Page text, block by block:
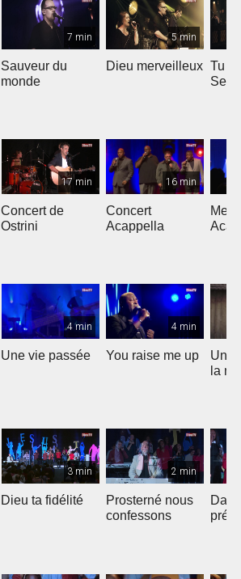
7 min
Sauveur du
monde
5 min
Dieu merveilleux Tu
17 min
Concert de
Ostrini
16 min
Concert
Acappella
4 min
Une vie passée
4 min
You raise me up
Une
la
3 min
Dieu ta fidélité
2 min
Prosterné nous
confessons